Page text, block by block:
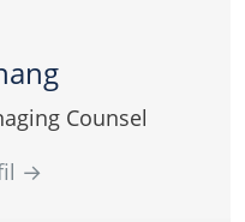
Counsel
→